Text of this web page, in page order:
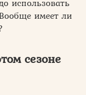
использовать
имеет ли
сезоне